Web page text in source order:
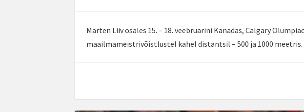
Marten Liiv osales 15. – 18. veebruarini Kanadas, Calgary
maailmameistrivõistlustel kahel distantsil – 500 ja 1000 meetris.